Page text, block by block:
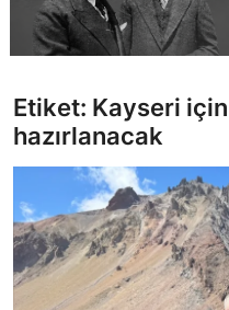
TBMM
Cumhurbaşkanlığı
Bakanlıklar
Siyasi Partiler
Mülki İdare
Etiket: Kayseri
hazırlanacak